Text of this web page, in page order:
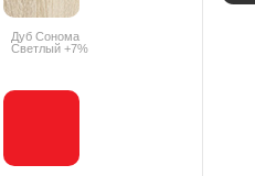
Дуб Сонома
Светлый +7%